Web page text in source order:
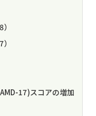
17)スコアの増加